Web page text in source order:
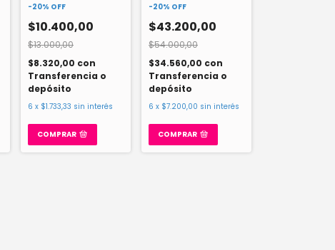
-20% OFF
$10.400,00
$13.000,00
$8.320,00 con
Transferencia o
depósito
6 x $1.733,33 sin interés
COMPRAR
-20% OFF
$43.200,00
$54.000,00
$34.560,00 con
Transferencia o
depósito
6 x $7.200,00 sin interés
COMPRAR